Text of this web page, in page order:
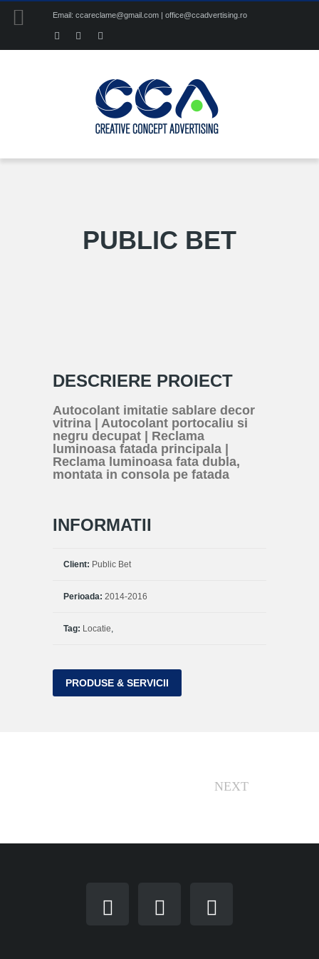
Email: ccareclame@gmail.com | office@ccadvertising.ro
PUBLIC BET
DESCRIERE PROIECT
Autocolant imitatie sablare decor
vitrina | Autocolant portocaliu si
negru decupat | Reclama
luminoasa fatada principala |
Reclama luminoasa fata dubla,
montata in consola pe fatada
INFORMATII
Client: Public Bet
Perioada: 2014-2016
Tag: Locatie,
PRODUSE & SERVICII
NEXT